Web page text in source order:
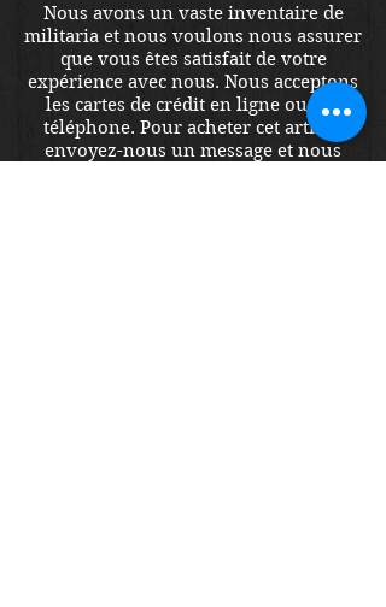
Nous avons un vaste inventaire de
militaria et nous voulons nous assurer
que vous êtes satisfait de votre
expérience avec nous. Nous acceptons
les cartes de crédit en ligne ou par
téléphone. Pour acheter cet article,
envoyez-nous un message et nous